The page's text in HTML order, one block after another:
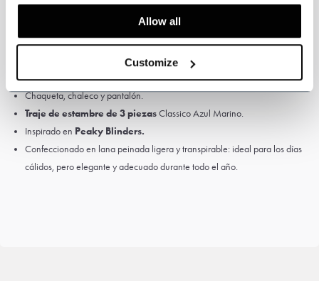
Allow all
Customize
Diseño: Liso.
Lana peinada de alta calidad, 75% lana
Gramaje: 280 g/m²
Chaqueta, chaleco y pantalón.
Traje de estambre de 3 piezasClassico Azul Marino.
Inspirado en Peaky Blinders.
Confeccionado en lana peinada ligera y transpirable: ideal para los días
cálidos, pero elegante y adecuado durante todo el año.